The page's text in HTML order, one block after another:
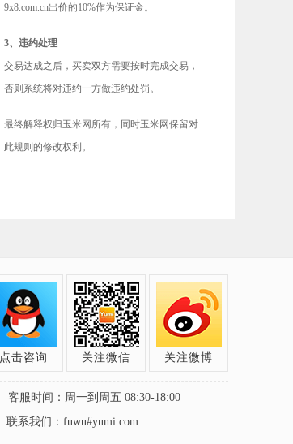
9x8.com.cn出价的10%作为保证金。
3、违约处理
交易达成之后，买卖双方需要按时完成交易，
否则系统将对违约一方做违约处罚。
最终解释权归玉米网所有，同时玉米网保留对
此规则的修改权利。
点击咨询
关注微信 关注微博
客服时间：周一到周五 08:30-18:00
联系我们：fuwu#yumi.com